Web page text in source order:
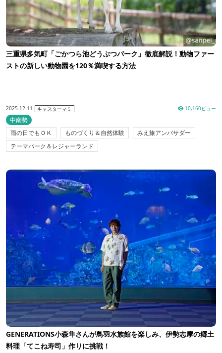
三重県多気町「ごかつら池どうぶつパーク」徹底解説！動物ファー
ストの新しい動物園を120％満喫する方法
2025.12.11 キャスターマミ 10,160ビュー
中南勢
雨の日でもＯＫ
ものづくり＆自然体験
みえ旅アンバサダー
テーマパーク＆レジャーランド
GENERATIONS小森隼さんが鳥羽水族館を楽しみ、伊勢志摩の郷土
料理「てこね寿司」作りに挑戦！